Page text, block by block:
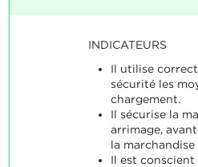
INDICATEURS
Il utilise
sécurité les
chargement.
Il sécurise la
arrimage,
la marchandise
Il est